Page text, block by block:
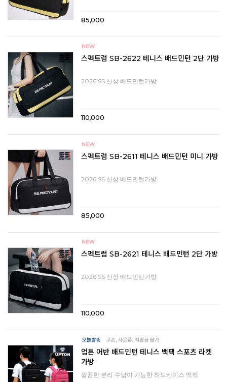
85,000
스펙트럼 SB-2622 테니스 배드민턴 2단 가방
2026 SS 신상 배드민턴가방
110,000
스펙트럼 SB-2611 테니스 배드민턴 미니 가방
2026 SS 신상 배드민턴가방
85,000
스펙트럼 SB-2621 테니스 배드민턴 2단 가방
2026 SS 신상 배드민턴가방
110,000
업튼 어반 배드민턴 테니스 백팩 스포츠 라켓
가방
깔끔한 분리 수납이 가능한 하드케이스 백팩